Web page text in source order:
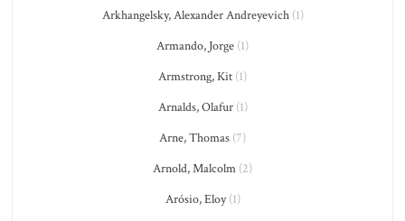
Arkhangelsky, Alexander Andreyevich(1)
Armando, Jorge (1)
Armstrong, Kit (1)
Arnalds, Olafur(1)
Arne, Thomas (7)
Arnold, Malcolm (2)
Arósio, Eloy(1)